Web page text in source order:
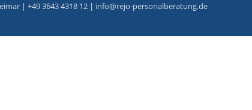
| +49 3643 4318 12 | info@rejo-personalberatung.de